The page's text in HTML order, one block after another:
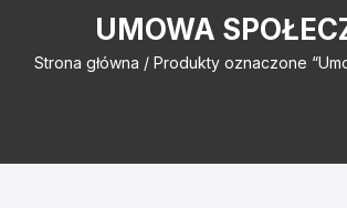
UMOWA
Strona główna / Produkty oznaczone